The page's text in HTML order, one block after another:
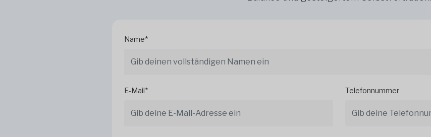
Name*
E-Mail* Telefonnummer